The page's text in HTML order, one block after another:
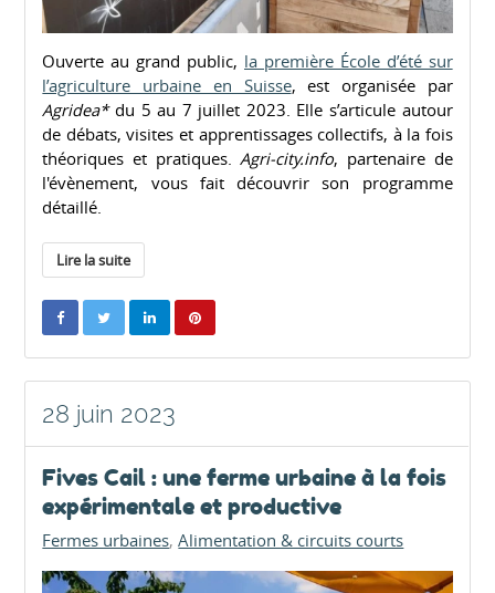
Ouverte au grand public, la première École d’été sur
l’agriculture urbaine en Suisse, est organisée par
Agridea*du 5 au 7 juillet 2023. Elle s’articule autour
de débats, visites et apprentissages collectifs, à la fois
théoriques et pratiques.Agri-city.info, partenaire de
l'évènement, vous fait découvrir son programme
détaillé.
Lire la suite
28 juin 2023
Fives Cail : une ferme urbaine à la fois
expérimentale et productive
Fermes urbaines Alimentation & circuits courts